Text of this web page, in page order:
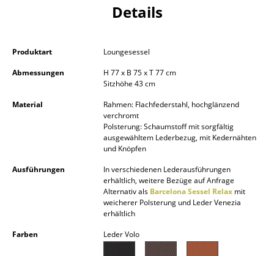
Beistell- & Rollcontainer
Kleinaufbewahrung
Einzelteile
... alle Aufbewahrungsmöbel
Licht
Hängeleuchten & Deckenleuchten
Schreibtischleuchten
Details
Produktart
Loungesessel
Abmessungen
H 77 x B 75 x T 77 cm
Sitzhöhe 43 cm
Material
Rahmen: Flachfederstahl, hochglänzend
verchromt
Polsterung: Schaumstoff mit sorgfältig
ausgewähltem Lederbezug, mit Kedernähten
und Knöpfen
Ausführungen
In verschiedenen Lederausführungen
erhältlich, weitere Bezüge auf Anfrage
Alternativ als Barcelona Sessel Relax mit
weicherer Polsterung und Leder Venezia
erhältlich
Farben
Leder Volo